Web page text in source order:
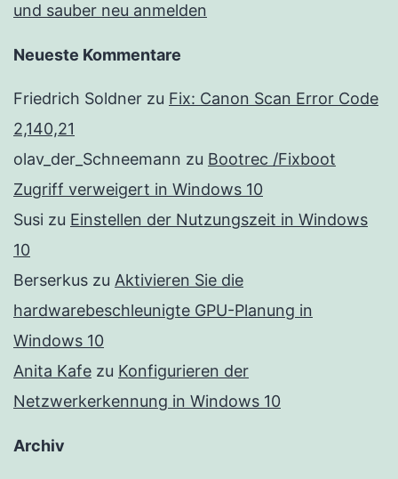
und sauber neu anmelden
Neueste Kommentare
Friedrich Soldner zu Fix: Canon Scan Error Code
2,140,21
olav_der_Schneemann zu Bootrec /Fixboot
Zugriff verweigert in Windows 10
Susi zu Einstellen der Nutzungszeit in Windows
10
Berserkus zu Aktivieren Sie die
hardwarebeschleunigte GPU-Planung in
Windows 10
Anita Kafe zu Konfigurieren der
Netzwerkerkennung in Windows 10
Archiv